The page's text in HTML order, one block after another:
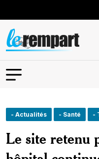
- Actualités - Santé -
Le site retenu